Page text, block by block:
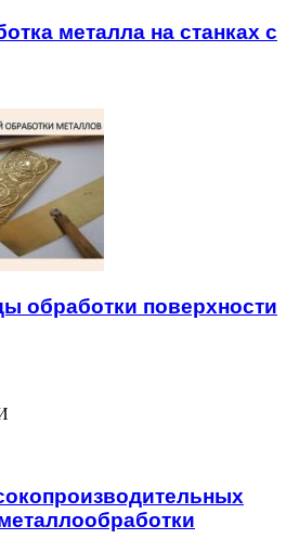
металла на станках с
обработки поверхности